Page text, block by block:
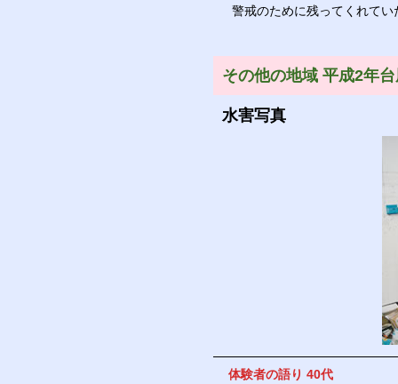
警戒のために残ってくれて
その他の地域 平成2年
水害写真
体験者の語り 40代